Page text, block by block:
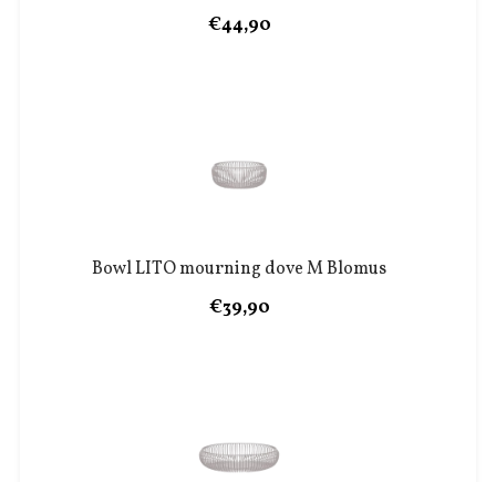
€44,90
Bowl LITO mourning dove M Blomus
€39,90